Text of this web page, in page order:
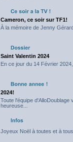
Cameron, ce soir sur TF1!
À la mémoire de Jenny
Saint Valentin 2024
En ce jour du 14 Février 2024,
2024!
Toute l'équipe d'AlloDoublage
heureuse...
Joyeux Noël à toutes et à